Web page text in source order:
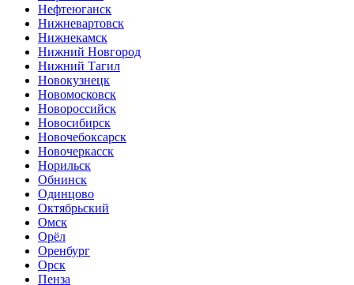
Нефтеюганск
Нижневартовск
Нижнекамск
Нижний Новгород
Нижний Тагил
Новокузнецк
Новомосковск
Новороссийск
Новосибирск
Новочебоксарск
Новочеркасск
Норильск
Обнинск
Одинцово
Октябрьский
Омск
Орёл
Оренбург
Орск
Пенза